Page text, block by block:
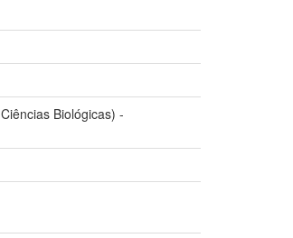
Biológicas) -